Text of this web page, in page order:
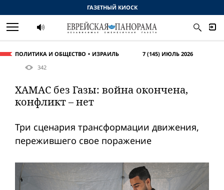
ПОЛИТИКА И ОБЩЕСТВО ИЗРАИЛЬ
7 (145) ИЮЛЬ 2026
342
ХАМАС без Газы: вой­на окончена,
конфликт – нет
Три сценария трансформации движения,
пережившего свое поражение
ГАЗЕТНЫЙ КИОСК